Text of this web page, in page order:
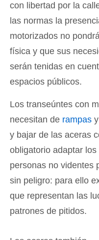
con libertad por la
las normas la
motorizados no
física y que sus
serán tenidas en
espacios públicos.
Los transeúntes con
necesitan de rampas
y bajar de las aceras
obligatorio adaptar
personas no videntes
sin peligro: para ello
que representan las
patrones de pitidos.